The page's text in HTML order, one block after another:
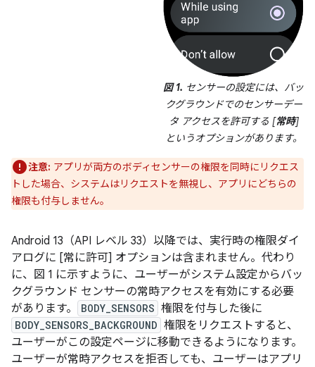
図 1. センサーの設定には、バッ
クグラウンドでのセンサーデー
タ アクセスを許可する [常時]
というオプションがあります。
注意: アプリが両方のボディセンサーの権限を同時にリクエス
トした場合、システムはリクエストを無視し、アプリにどちらの
権限も付与しません。
Android 13（API レベル 33）以降では、実行時の権限ダイ
アログに [常に許可] オプションは含まれません。代わり
に、図 1 に示すように、ユーザーがシステム設定からバッ
クグラウンド センサーの常時アクセスを有効にする必要
があります。
BODY_SENSORS 権限を付与した後に
BODY_SENSORS_BACKGROUND 権限をリクエストすると、
ユーザーがこの設定ページに移動できるようになります。
ユーザーが常時アクセスを拒否しても、ユーザーはアプリ